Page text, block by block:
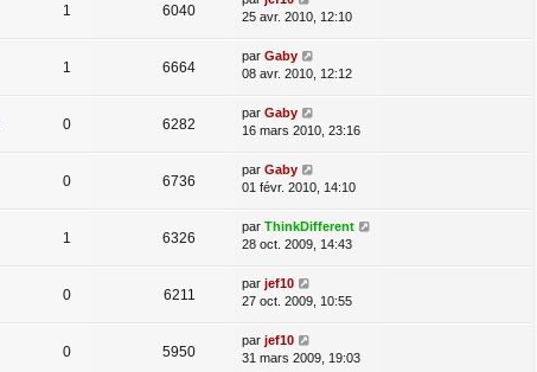
1 6040
25 avr. 2010, 12:10
1 6664
par Gaby
08 avr. 2010, 12:12
0 6282
par Gaby
16 mars 2010, 23:16
0 6736
par Gaby
01 févr. 2010, 14:10
1 6326
par ThinkDifferent
28 oct. 2009, 14:43
0 6211
par jef10
27 oct. 2009, 10:55
0 5950
par jef10
31 mars 2009, 19:03